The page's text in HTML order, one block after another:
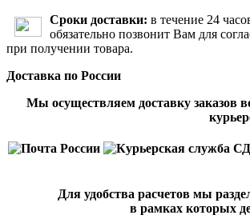
Сроки доставки: в течение 24
обязательно позвонит Вам для
при получении товара.
Доставка по России
Мы осуществляем доставку заказов
Для удобства расчетов мы
в рамках которых